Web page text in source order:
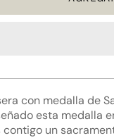
con medalla de
esta medalla
contigo un